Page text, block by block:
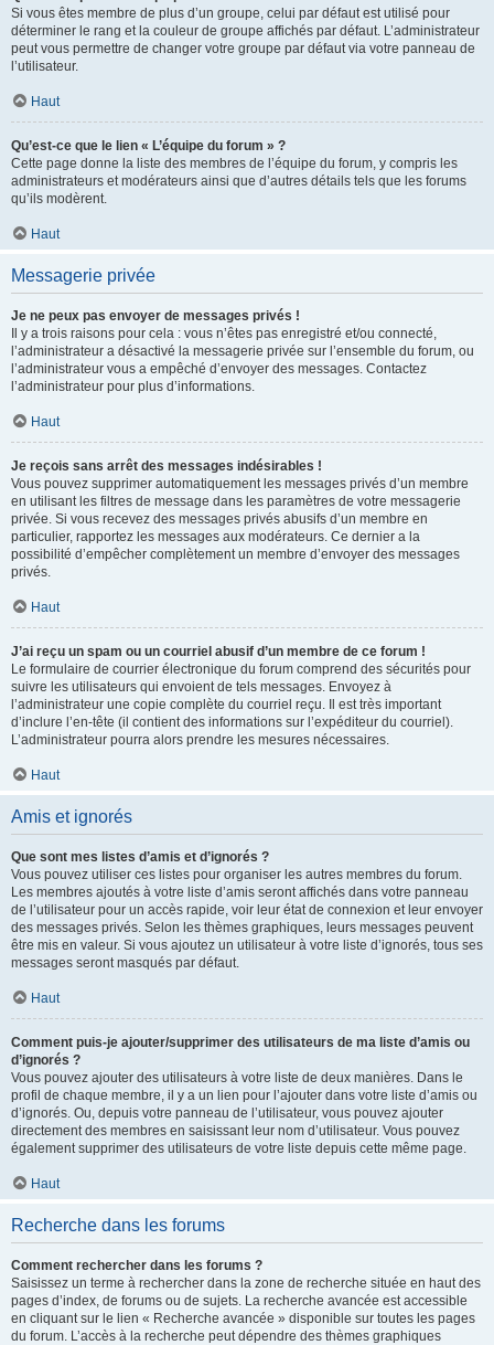
Si vous êtes membre de plus d’un groupe, celui par défaut est utilisé pour
déterminer le rang et la couleur de groupe affichés par défaut. L’administrateur
peut vous permettre de changer votre groupe par défaut via votre panneau de
l’utilisateur.
Haut
Qu’est-ce que le lien « L’équipe du forum » ?
Cette page donne la liste des membres de l’équipe du forum, y compris les
administrateurs et modérateurs ainsi que d’autres détails tels que les forums
qu’ils modèrent.
Haut
Messagerie privée
Je ne peux pas envoyer de messages privés !
Il y a trois raisons pour cela : vous n’êtes pas enregistré et/ou connecté,
l’administrateur a désactivé la messagerie privée sur l’ensemble du forum, ou
l’administrateur vous a empêché d’envoyer des messages. Contactez
l’administrateur pour plus d’informations.
Haut
Je reçois sans arrêt des messages indésirables !
Vous pouvez supprimer automatiquement les messages privés d’un membre
en utilisant les filtres de message dans les paramètres de votre messagerie
privée. Si vous recevez des messages privés abusifs d’un membre en
particulier, rapportez les messages aux modérateurs. Ce dernier a la
possibilité d’empêcher complètement un membre d’envoyer des messages
privés.
Haut
J’ai reçu un spam ou un courriel abusif d’un membre de ce forum !
Le formulaire de courrier électronique du forum comprend des sécurités pour
suivre les utilisateurs qui envoient de tels messages. Envoyez à
l’administrateur une copie complète du courriel reçu. Il est très important
d’inclure l’en-tête (il contient des informations sur l’expéditeur du courriel).
L’administrateur pourra alors prendre les mesures nécessaires.
Haut
Amis et ignorés
Que sont mes listes d’amis et d’ignorés ?
Vous pouvez utiliser ces listes pour organiser les autres membres du forum.
Les membres ajoutés à votre liste d’amis seront affichés dans votre panneau
de l’utilisateur pour un accès rapide, voir leur état de connexion et leur envoyer
des messages privés. Selon les thèmes graphiques, leurs messages peuvent
être mis en valeur. Si vous ajoutez un utilisateur à votre liste d’ignorés, tous ses
messages seront masqués par défaut.
Haut
Comment puis-je ajouter/supprimer des utilisateurs de ma liste d’amis ou
d’ignorés ?
Vous pouvez ajouter des utilisateurs à votre liste de deux manières. Dans le
profil de chaque membre, il y a un lien pour l’ajouter dans votre liste d’amis ou
d’ignorés. Ou, depuis votre panneau de l’utilisateur, vous pouvez ajouter
directement des membres en saisissant leur nom d’utilisateur. Vous pouvez
également supprimer des utilisateurs de votre liste depuis cette même page.
Haut
Recherche dans les forums
Comment rechercher dans les forums ?
Saisissez un terme à rechercher dans la zone de recherche située en haut des
pages d’index, de forums ou de sujets. La recherche avancée est accessible
en cliquant sur le lien « Recherche avancée » disponible sur toutes les pages
du forum. L’accès à la recherche peut dépendre des thèmes graphiques